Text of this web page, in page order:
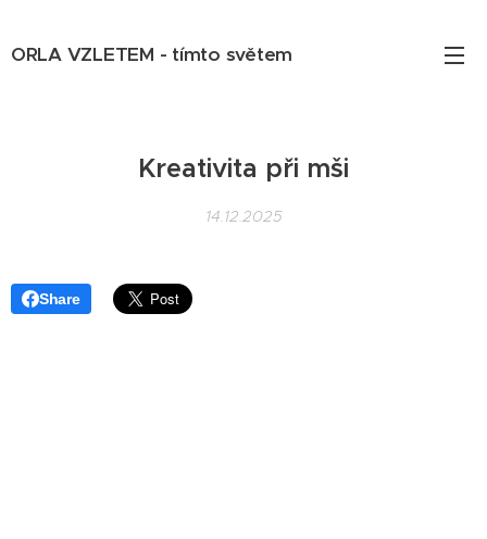
ORLA VZLETEM - tímto světem
Kreativita při mši
14.12.2025
Share